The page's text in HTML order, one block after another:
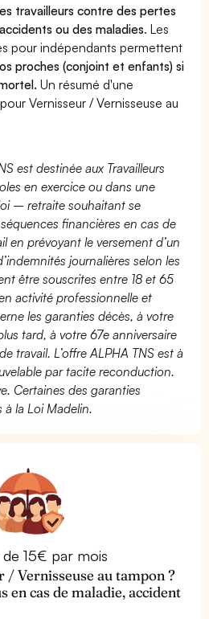
travailleurs contre des pertes
ou des maladies. Les
pour indépendants permettent
proches (conjoint et enfants) si
Un résumé d'une
Vernisseur / Vernisseuse au
est destinée aux Travailleurs
en exercice ou dans une
– retraite souhaitant se
financières en cas de
en prévoyant le versement d’un
journalières selon les
être souscrites entre 18 et 65
activité professionnelle et
les garanties décès, à votre
tard, à votre 67e anniversaire
travail. L’offre ALPHA TNS est à
par tacite reconduction.
Certaines des garanties
la Loi Madelin.
15€ par mois
/ Vernisseuse au tampon ?
en cas de maladie, accident